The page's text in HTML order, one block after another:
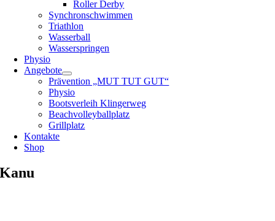
Roller Derby
Synchronschwimmen
Triathlon
Wasserball
Wasserspringen
Physio
Angebote
Prävention „MUT TUT GUT“
Physio
Bootsverleih Klingerweg
Beachvolleyballplatz
Grillplatz
Kontakte
Shop
Kanu